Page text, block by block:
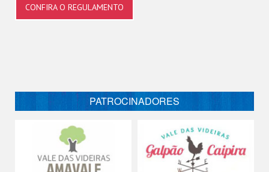
CONFIRA O REGULAMENTO
PATROCINADORES